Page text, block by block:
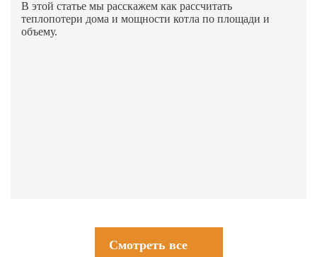
В этой статье мы расскажем как рассчитать
теплопотери дома и мощности котла по площади и
объему.
Смотреть все